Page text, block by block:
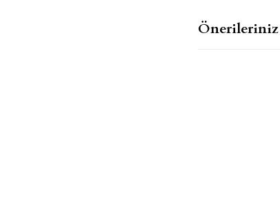
Önerileriniz